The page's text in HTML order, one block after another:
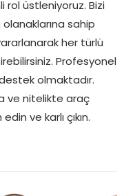
rol üstleniyoruz. Bizi
sahip
her türlü
Profesyonel
olmaktadır.
ve nitelikte araç
ve karlı çıkın.